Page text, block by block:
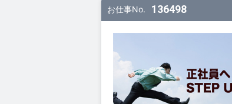
お仕事No. 136498